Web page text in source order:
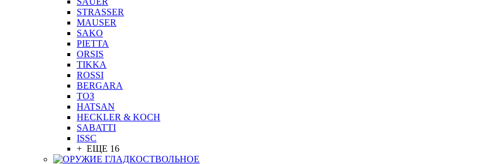
STRASSER
MAUSER
SAKO
PIETTA
ORSIS
TIKKA
ROSSI
BERGARA
ТОЗ
HATSAN
HECKLER & KOCH
SABATTI
ISSC
+ ЕЩЕ 16